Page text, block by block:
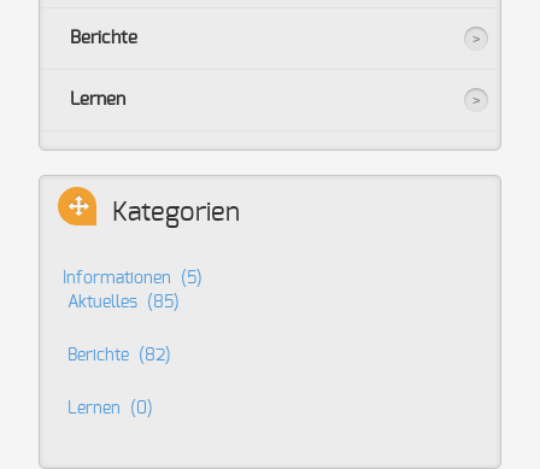
Berichte
Lernen
Kategorien
Informationen
(5)
Aktuelles
(85)
Berichte (82)
Lernen (0)